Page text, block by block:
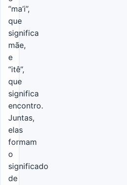
“ma’i”,
que
significa
mãe,
e
“itê”,
que
significa
encontro.
Juntas,
elas
formam
o
significado
de